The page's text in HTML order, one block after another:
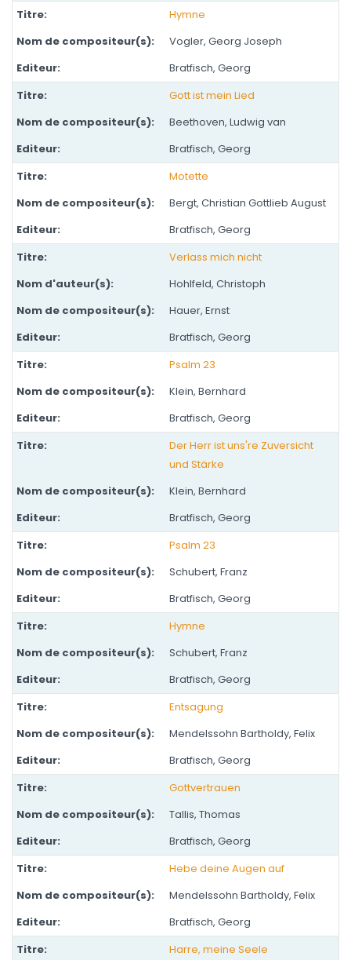
Hymne
Vogler, Georg Joseph
Bratfisch, Georg
Gott ist mein Lied
Beethoven, Ludwig van
Bratfisch, Georg
Motette
Bergt, Christian Gottlieb August
Bratfisch, Georg
Verlass mich nicht
Hohlfeld, Christoph
Hauer, Ernst
Bratfisch, Georg
Psalm 23
Klein, Bernhard
Bratfisch, Georg
Der Herr ist uns're Zuversicht
und Stärke
Klein, Bernhard
Bratfisch, Georg
Psalm 23
Schubert, Franz
Bratfisch, Georg
Hymne
Schubert, Franz
Bratfisch, Georg
Entsagung
Mendelssohn Bartholdy, Felix
Bratfisch, Georg
Gottvertrauen
Tallis, Thomas
Bratfisch, Georg
Hebe deine Augen auf
Mendelssohn Bartholdy, Felix
Bratfisch, Georg
Harre, meine Seele